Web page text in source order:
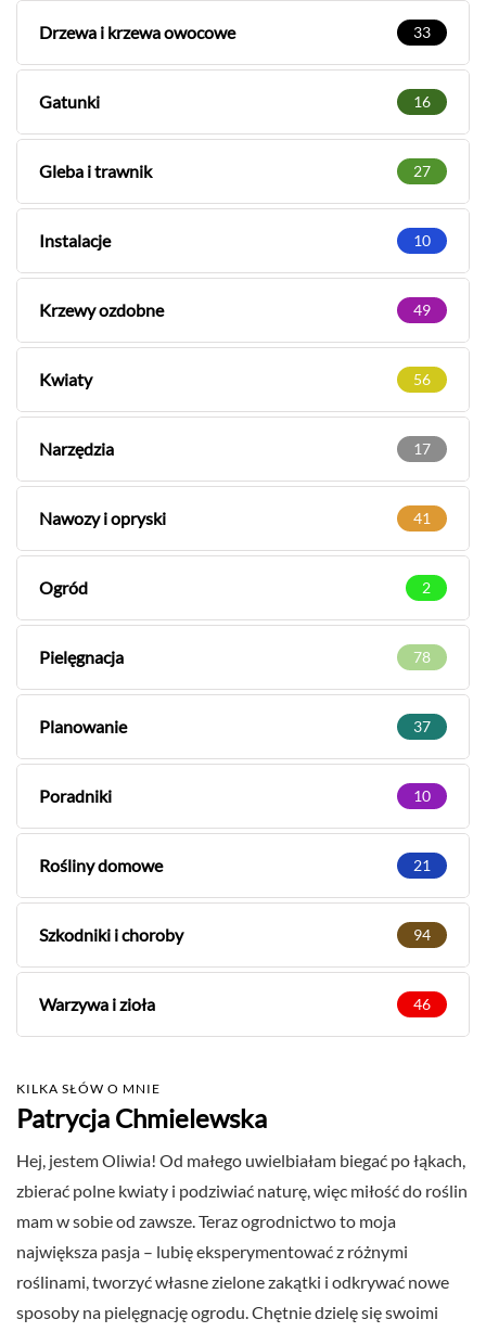
Drzewa i krzewa owocowe 33
Gatunki 16
Gleba i trawnik 27
Instalacje 10
Krzewy ozdobne 49
Kwiaty 56
Narzędzia 17
Nawozy i opryski 41
Ogród 2
Pielęgnacja 78
Planowanie 37
Poradniki 10
Rośliny domowe 21
Szkodniki i choroby 94
Warzywa i zioła 46
KILKA SŁÓW O MNIE
Patrycja Chmielewska
Hej, jestem Oliwia! Od małego uwielbiałam biegać po łąkach,
zbierać polne kwiaty i podziwiać naturę, więc miłość do roślin
mam w sobie od zawsze. Teraz ogrodnictwo to moja
największa pasja – lubię eksperymentować z różnymi
roślinami, tworzyć własne zielone zakątki i odkrywać nowe
sposoby na pielęgnację ogrodu. Chętnie dzielę się swoimi